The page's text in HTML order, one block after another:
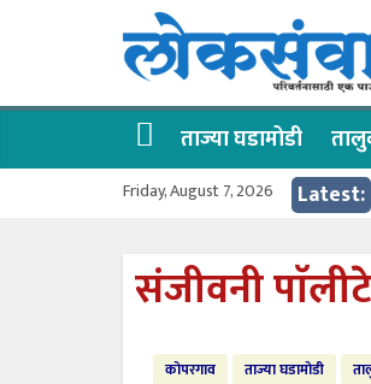
लोकसंवाद
ताज्या
घडामोडी
ताज्या घडामोडी
Friday, August 7, 2026 Latest:
संजीवनी
कोपरगाव ताज्या घडामोडी